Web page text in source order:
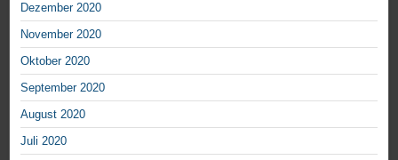
Dezember 2020
November 2020
Oktober 2020
September 2020
August 2020
Juli 2020